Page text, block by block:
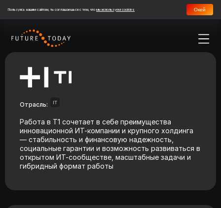
Пользуясь нашим сайтом, ты соглашаешься с тем, что мы используем cookies Окей
Отрасль: IT
Работа в Т1 сочетает в себе преимущества
инновационной ИТ-компании и крупного холдинга
— стабильность и финансовую надежность,
социальные гарантии и возможность развиваться в
открытом ИТ-сообществе, масштабные задачи и
гибридный формат работы